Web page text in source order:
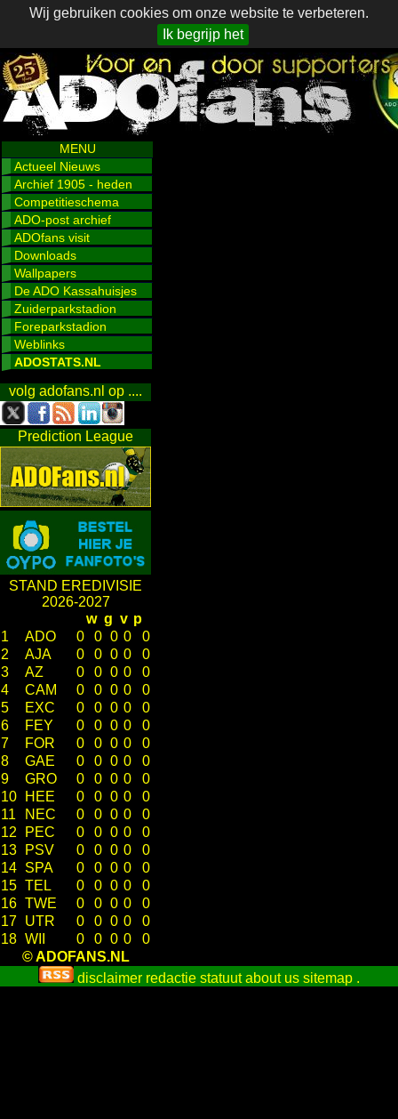
Wij gebruiken cookies om onze website te verbeteren.
Ik begrijp het
MENU
Actueel Nieuws
Archief 1905 - heden
Competitieschema
ADO-post archief
ADOfans visit
Downloads
Wallpapers
De ADO Kassahuisjes
Zuiderparkstadion
Foreparkstadion
Weblinks
ADOSTATS.NL
volg adofans.nl op ....
Prediction League
STAND EREDIVISIE
2026-2027
w g v p
1
ADO 0 0 0 0
0
2
AJA 0 0 0 0
0
3
AZ 0 0 0 0
0
4
CAM 0 0 0 0
0
5
EXC 0 0 0 0
0
6
FEY 0 0 0 0
0
7
FOR 0 0 0 0
0
8
GAE 0 0 0 0
0
9
GRO 0 0 0 0
0
10
HEE 0 0 0 0
0
11
NEC 0 0 0 0
0
12
PEC 0 0 0 0
0
13
PSV 0 0 0 0
0
14 SPA 0 0 0 0
0
15 TEL 0 0 0 0
0
16 TWE 0 0 0 0
0
17 UTR 0 0 0 0
0
18 WII 0 0 0 0
0
© ADOFANS.NL
disclaimer redactie statuut about us sitemap .